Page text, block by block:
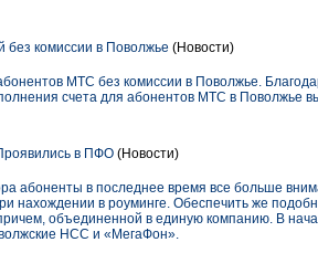
без комиссии в Поволжье (Новости)
МТС без комиссии в Поволжье.
счета для абонентов МТС в Поволжье
в ПФО (Новости)
абоненты в последнее время все больше
нахождении в роуминге. Обеспечить же
объединенной в единую компанию. В
НСС и «МегаФон».